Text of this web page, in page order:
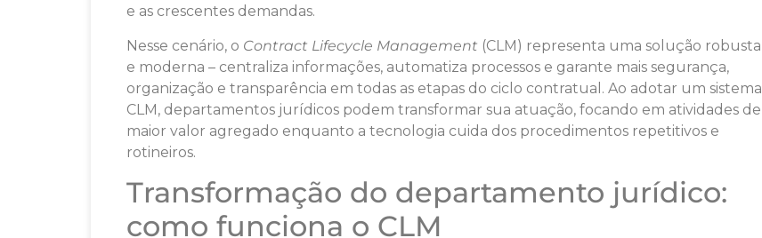
e as crescentes demandas.
Nesse cenário, o Contract Lifecycle Management (CLM) representa uma solução robusta
e moderna – centraliza informações, automatiza processos e garante mais segurança,
organização e transparência em todas as etapas do ciclo contratual. Ao adotar um sistema
CLM, departamentos jurídicos podem transformar sua atuação, focando em atividades de
maior valor agregado enquanto a tecnologia cuida dos procedimentos repetitivos e
rotineiros.
Transformação do departamento jurídico:
como funciona o CLM